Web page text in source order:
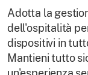
Adotta la
dell'ospitalità
dispositivi in
Mantieni tutto